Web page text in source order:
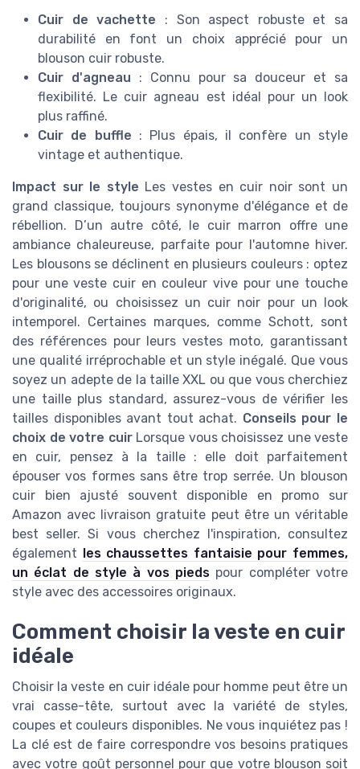
Cuir de vachette : Son aspect robuste et sa
durabilité en font un choix apprécié pour un
blouson cuir robuste.
Cuir d'agneau : Connu pour sa douceur et sa
flexibilité. Le cuir agneau est idéal pour un look
plus raffiné.
Cuir de buffle : Plus épais, il confère un style
vintage et authentique.
Impact sur le style Les vestes en cuir noir sont un
grand classique, toujours synonyme d'élégance et de
rébellion. D’un autre côté, le cuir marron offre une
ambiance chaleureuse, parfaite pour l'automne hiver.
Les blousons se déclinent en plusieurs couleurs : optez
pour une veste cuir en couleur vive pour une touche
d'originalité, ou choisissez un cuir noir pour un look
intemporel. Certaines marques, comme Schott, sont
des références pour leurs vestes moto, garantissant
une qualité irréprochable et un style inégalé. Que vous
soyez un adepte de la taille XXL ou que vous cherchiez
une taille plus standard, assurez-vous de vérifier les
tailles disponibles avant tout achat. Conseils pour le
choix de votre cuirLorsque vous choisissez une veste
en cuir, pensez à la taille : elle doit parfaitement
épouser vos formes sans être trop serrée. Un blouson
cuir bien ajusté souvent disponible en promo sur
Amazon avec livraison gratuite peut être un véritable
best seller. Si vous cherchez l'inspiration, consultez
également
les chaussettes fantaisie pour femmes,
un éclat de style à vos pieds pour compléter votre
style avec des accessoires originaux.
Comment choisir la veste en cuir
idéale
Choisir la veste en cuir idéale pour homme peut être un
vrai casse-tête, surtout avec la variété de styles,
coupes et couleurs disponibles. Ne vous inquiétez pas !
La clé est de faire correspondre vos besoins pratiques
avec votre goût personnel pour que votre blouson soit